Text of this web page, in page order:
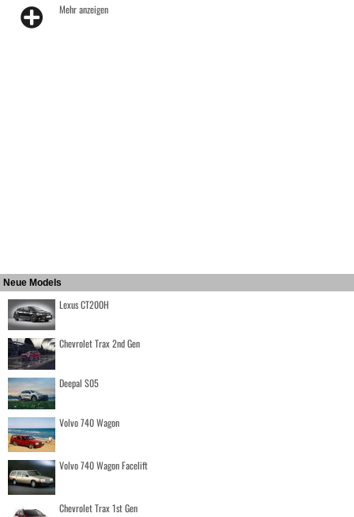
Mehr anzeigen
Neue Models
Lexus CT200H
Chevrolet Trax 2nd Gen
Deepal S05
Volvo 740 Wagon
Volvo 740 Wagon Facelift
Chevrolet Trax 1st Gen